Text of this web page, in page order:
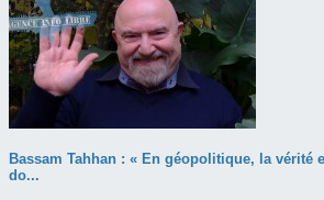
Bassam Tahhan : « En géopolitique, la vérité
do...